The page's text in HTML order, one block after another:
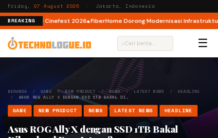
Friday, 07 August 2026 · Jakarta, Indonesia
BREAKING
AI lewat AI Cinefest 2026 FiberHome Dorong Modernisasi Infrastruktur
⌕ ☰
BERANDA / GAME /NEW PRODUCT /NEWS/LATEST NEWS / HEADLINE
/ ASUS ROG ALLY X DENGAN SSD 1TB BAKAL DI…
GAME NEW PRODUCT NEWS LATEST NEWS HEADLINE
Asus ROG Ally X dengan SSD 1TB Bakal